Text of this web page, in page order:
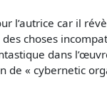
l’autrice car il
choses
dans
de « cybernetic